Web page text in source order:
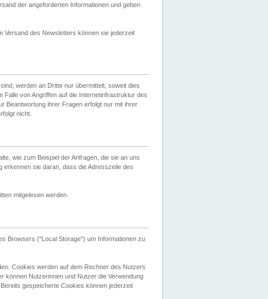
der angeforderten Informationen und geben
Versand des Newsletters können sie jederzeit
werden an Dritte nur übermittelt, soweit dies
von Angriffen auf die Internetinfrastruktur des
Beantwortung ihrer Fragen erfolgt nur mit ihrer
nicht.
wie zum Beispiel der Anfragen, die sie an uns
erkennen sie daran, dass die Adresszeile des
mitgelesen werden.
Browsers ("Local Storage") um Informationen zu
Cookies werden auf dem Rechner des Nutzers
können Nutzerinnen und Nutzer die Verwendung
gespeicherte Cookies können jederzeit